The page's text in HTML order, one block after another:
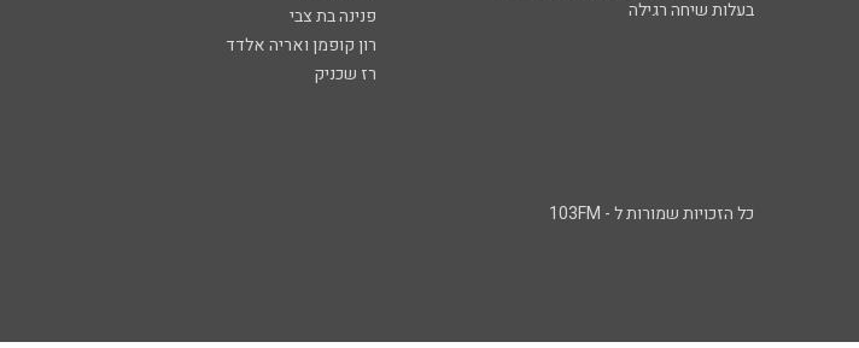
פנינה בת צבי
רון קופמן ואריה אלדד
רז שכניק
בעלות שיחה רגילה
כל הזכויות שמורות ל - 103FM